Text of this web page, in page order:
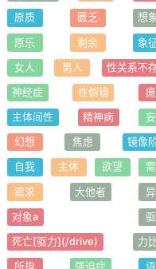
原质 匮乏 想
原乐 剩余 象
女人 男人 性关系不
神经症 性倒错
主体间性 精神病
幻想 焦虑 镜像
自我 主体 欲望
需求 大他者
对象a
死亡[驱力](/drive) 力
所指 强迫症